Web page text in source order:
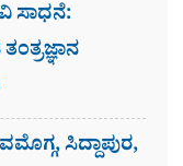
ಸಾಧನೆ:
ಸಿದ್ದಾಪುರ,